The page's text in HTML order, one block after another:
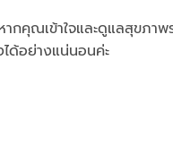
กคุณเข้าใจและดูแลสุขภ
ด้อย่างแน่นอนค่ะ